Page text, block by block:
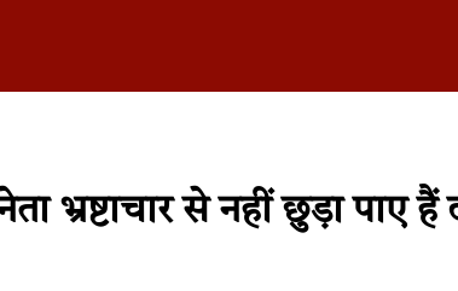
से नहीं छुड़ा पाए हैं